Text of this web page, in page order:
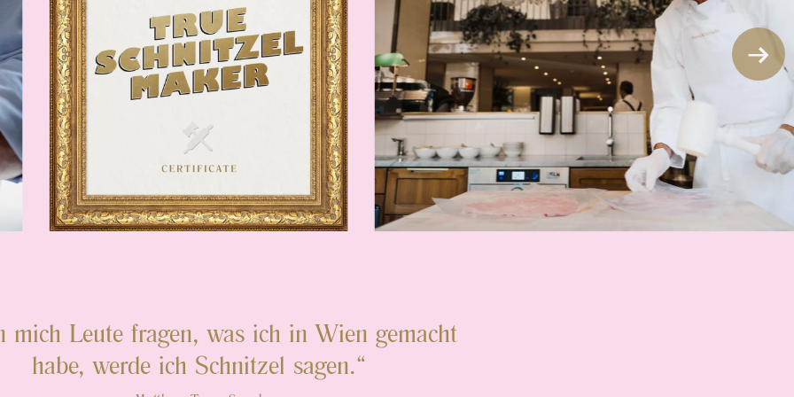
mich Leute fragen, was ich in Wien gemacht
habe, werde ich Schnitzel sagen.